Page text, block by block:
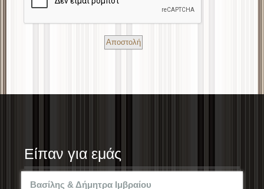
Είπαν για εμάς
Βασίλης & Δήμητρα Ιμβραίου